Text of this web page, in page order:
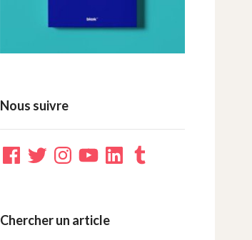
Nous suivre
Facebook
TwitterInstagramYouTubeLinkedInTumblr
Chercher un article